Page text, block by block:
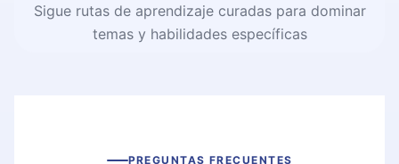
Sigue rutas de aprendizaje curadas para dominar
temas y habilidades específicas
PREGUNTAS FRECUENTES